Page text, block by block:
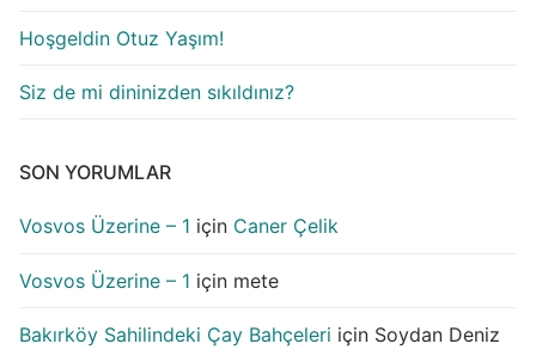
Hoşgeldin Otuz Yaşım!
Siz de mi dininizden sıkıldınız?
SON YORUMLAR
Vosvos Üzerine – 1 için Caner Çelik
Vosvos Üzerine – 1 için mete
Bakırköy Sahilindeki Çay Bahçeleri için Soydan Deniz